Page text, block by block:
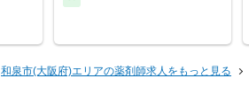
和泉市(大阪府)エリアの薬剤師求人をもっと見る